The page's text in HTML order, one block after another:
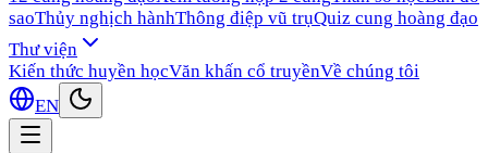
saoThủy nghịch hànhThông điệp vũ trụQuiz cung hoàng đạo
Thư viện
Kiến thức huyền họcVăn khấn cổ truyềnVề chúng tôi
EN